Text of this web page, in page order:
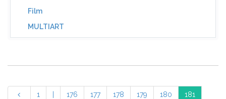
Film
MULTIART
1 176 177 178 179 180 181